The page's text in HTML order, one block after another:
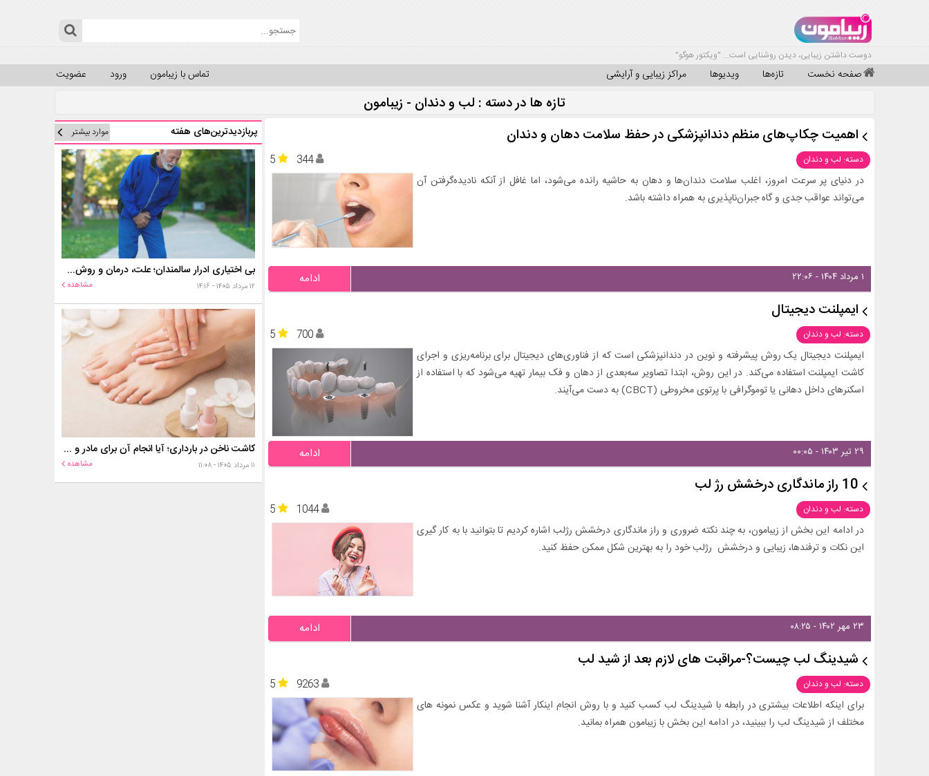
دوست داشتن زیبایی، دیدن روشنایی است... "ویکتور هوگو"
صفحه نخست تازه‌ها ویدیوها مراکز زیبایی و آرایشی عضویت ورود تماس با زیبامون
تازه ها در دسته : لب و دندان - زیبامون
اهمیت چکاپ‌های منظم دندانپزشکی در حفظ سلامت دهان و دندان
دسته: لب و دندان 5
344
در دنیای پر سرعت امروز، اغلب سلامت دندان‌ها و دهان به حاشیه رانده می‌شود، اما غافل از آنکه نادیده‌گرفتن آن
می‌تواند عواقب جدی و گاه جبران‌ناپذیری به همراه داشته باشد.
۱ مرداد ۱۴۰۴ - ۲۲:۰۶ ادامه
ایمپلنت دیجیتال
دسته: لب و دندان 5
700
ایمپلنت دیجیتال یک روش پیشرفته و نوین در دندانپزشکی است که از فناوری‌های دیجیتال برای برنامه‌ریزی و اجرای
کاشت ایمپلنت استفاده می‌کند. در این روش، ابتدا تصاویر سه‌بعدی از دهان و فک بیمار تهیه می‌شود که با استفاده از
اسکنرهای داخل دهانی یا توموگرافی با پرتوی مخروطی (CBCT) به دست می‌آیند.
۲۹ تیر ۱۴۰۳ - ۰۰:۰۵ ادامه
10 راز ماندگاری درخشش رژ لب
دسته: لب و دندان 5
1044
در ادامه این بخش از زیبامون، به چند نکته ضروری و راز ماندگاری درخشش رژلب اشاره کردیم تا بتوانید با به کار گیری
این نکات و ترفندها، زیبایی و درخشش رژلب خود را به بهترین شکل ممکن حفظ کنید.
۲۳ مهر ۱۴۰۲ - ۰۸:۲۵ ادامه
شیدینگ لب چیست؟-مراقبت های لازم بعد از شید لب
دسته: لب و دندان 5
9263
برای اینکه اطلاعات بیشتری در رابطه با شیدینگ لب کسب کنید و با روش انجام اینکار آشنا شوید و عکس نمونه های
مختلف از شیدینگ لب را ببینید، در ادامه این بخش با زیبامون همراه بمانید.
پربازدیدترین‌های هفته موارد بیشتر
بی اختیاری ادرار سالمندان؛ علت، درمان و روش‌های کنترل در منزل
۱۲ مرداد ۱۴۰۵ - ۱۴:۱۶ مشاهده
کاشت ناخن در بارداری؛ آیا انجام آن برای مادر و جنین خطر دارد؟
۱۱ مرداد ۱۴۰۵ - ۱۱:۰۸ مشاهده